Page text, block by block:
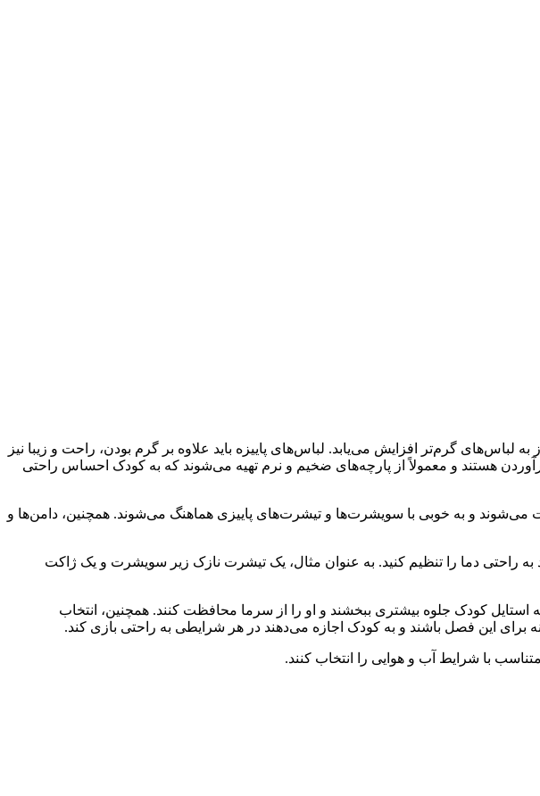
گرم‌تر افزایش می‌یابد. لباس‌های پاییزه باید علاوه بر گرم بودن، راحت و زیبا نیز
هستند و معمولاً از پارچه‌های ضخیم و نرم تهیه می‌شوند که به کودک احساس راحتی
می‌شوند و به خوبی با سویشرت‌ها و تیشرت‌های پاییزی هماهنگ می‌شوند. همچنین، دامن‌ها و
به راحتی دما را تنظیم کنید. به عنوان مثال، یک تیشرت نازک زیر سویشرت و یک ژاکت
کودک جلوه بیشتری ببخشند و او را از سرما محافظت کنند. همچنین، انتخاب
این فصل باشند و به کودک اجازه می‌دهند در هر شرایطی به راحتی بازی کند.
با شرایط آب و هوایی را انتخاب کنند.